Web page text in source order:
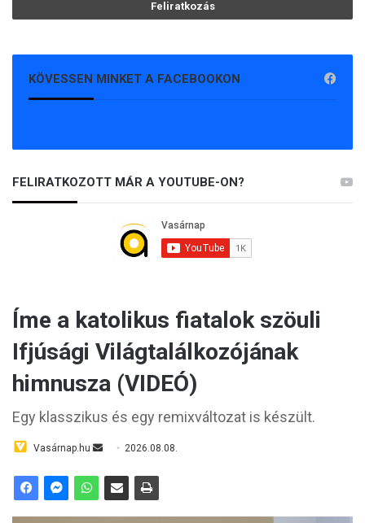
KÖVESSEN MINKET A FACEBOOKON
FELIRATKOZOTT MÁR A YOUTUBE-ON?